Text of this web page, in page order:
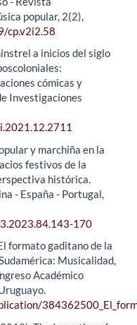
popular, 2(2),
cp.v2i2.58
a inicios del siglo
cómicas y
Investigaciones
y marchiña en la
festivos de la
histórica.
- España - Portugal,
170
formato gaditano de la
Musicalidad,
Académico